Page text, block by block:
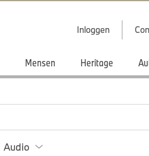
Inloggen
Mensen Heritage
Audio